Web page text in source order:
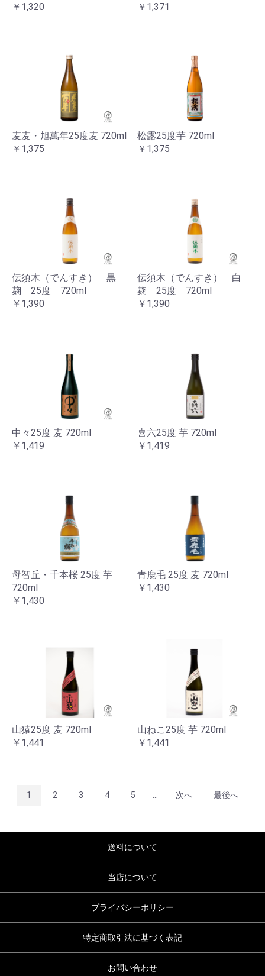
￥1,320
￥1,371
麦麦・旭萬年25度麦 720ml
￥1,375
松露25度芋 720ml
￥1,375
伝須木（でんすき） 黒
麹 25度 720ml
￥1,390
伝須木（でんすき） 白
麹 25度 720ml
￥1,390
中々25度 麦 720ml
￥1,419
喜六25度 芋 720ml
￥1,419
母智丘・千本桜 25度 芋
720ml
￥1,430
青鹿毛 25度 麦 720ml
￥1,430
山猿25度 麦 720ml
￥1,441
山ねこ25度 芋 720ml
￥1,441
お買い物を続ける
1 2 3 4 5 次へ 最後へ
送料について
当店について
プライバシーポリシー
特定商取引法に基づく表記
お問い合わせ